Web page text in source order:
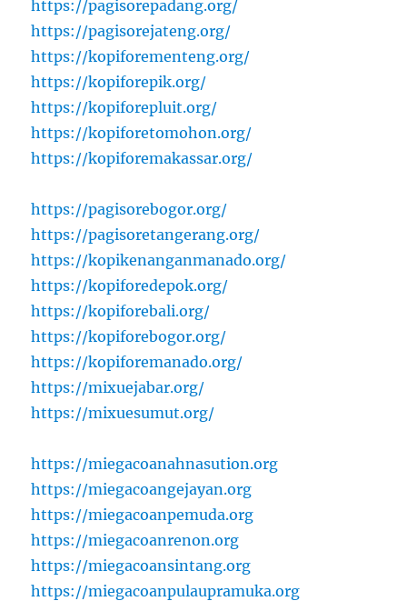
https://pagisorepadang.org/
https://pagisorejateng.org/
https://kopiforementeng.org/
https://kopiforepik.org/
https://kopiforepluit.org/
https://kopiforetomohon.org/
https://kopiforemakassar.org/
https://pagisorebogor.org/
https://pagisoretangerang.org/
https://kopikenanganmanado.org/
https://kopiforedepok.org/
https://kopiforebali.org/
https://kopiforebogor.org/
https://kopiforemanado.org/
https://mixuejabar.org/
https://mixuesumut.org/
https://miegacoanahnasution.org
https://miegacoangejayan.org
https://miegacoanpemuda.org
https://miegacoanrenon.org
https://miegacoansintang.org
https://miegacoanpulaupramuka.org